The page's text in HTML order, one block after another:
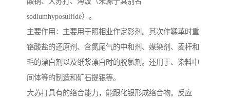
sodiumhyposulfide）。
主要作用：主要用于照相业作定影剂。其次作鞣革时重
铬酸盐的还原剂、含氮尾气的中和剂、媒染剂、麦杆和
毛的漂白剂以及纸浆漂白时的脱氯剂。还用于、染料中
间体等的制造和矿石提银等。
大苏打具有的络合能力，能跟化银形成络合物。反应